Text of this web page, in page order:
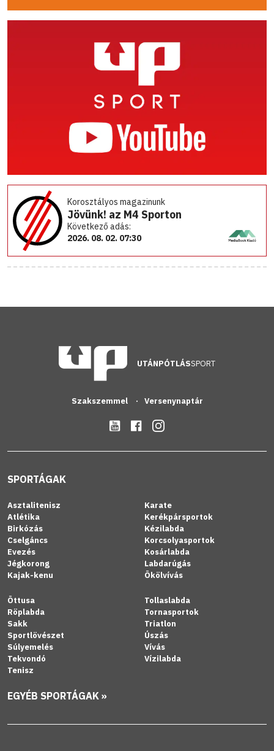
Korosztályos magazinunk
Jövünk! az M4 Sporton
Következő adás:
2026. 08. 02. 07:30
UTÁNPÓTLÁSSPORT
Szakszemmel Versenynaptár
SPORTÁGAK
Asztalitenisz
Atlétika
Birkózás
Cselgáncs
Evezés
Jégkorong
Kajak-kenu
Karate
Kerékpársportok
Kézilabda
Korcsolyasportok
Kosárlabda
Labdarúgás
Ökölvívás
Öttusa
Röplabda
Sakk
Sportlövészet
Súlyemelés
Tekvondó
Tenisz
Tollaslabda
Tornasportok
Triatlon
Úszás
Vívás
Vízilabda
EGYÉB SPORTÁGAK »